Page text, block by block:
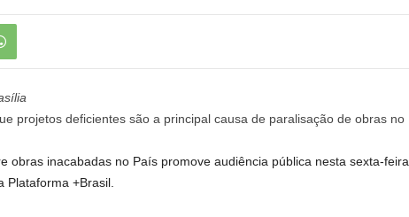
projetos deficientes são a principal causa de paralisação de obras no
obras inacabadas no País promove audiência pública nesta sexta-feira
Plataforma +Brasil.